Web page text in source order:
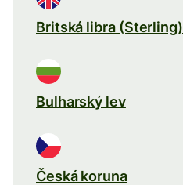
Britská libra (Sterling)
Bulharský lev
Česká koruna